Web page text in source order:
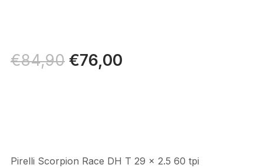
€84,90 Il
prezzo
€76,00Il
Pirelli Scorpion Race DH T 29 x 2.5 60 tpi